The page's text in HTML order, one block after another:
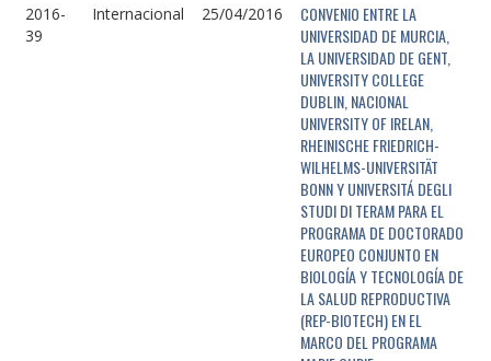
2016-
39
Internacional 25/04/2016
CONVENIO ENTRE LA
UNIVERSIDAD DE MURCIA,
LA UNIVERSIDAD DE GENT,
UNIVERSITY COLLEGE
DUBLIN, NACIONAL
UNIVERSITY OF IRELAN,
RHEINISCHE FRIEDRICH-
WILHELMS-UNIVERSITÄT
BONN Y UNIVERSITÁ DEGLI
STUDI DI TERAM PARA EL
PROGRAMA DE DOCTORADO
EUROPEO CONJUNTO EN
BIOLOGÍA Y TECNOLOGÍA DE
LA SALUD REPRODUCTIVA
(REP-BIOTECH) EN EL
MARCO DEL PROGRAMA